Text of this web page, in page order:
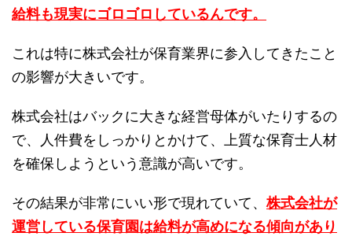
給料も現実にゴロゴロしているんです。
これは特に株式会社が保育業界に参入してきたこと
の影響が大きいです。
株式会社はバックに大きな経営母体がいたりするの
で、人件費をしっかりとかけて、上質な保育士人材
を確保しようという意識が高いです。
その結果が非常にいい形で現れていて、株式会社が
運営している保育園は給料が高めになる傾向があり